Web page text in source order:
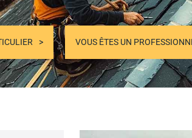
VOUS ÊTES UN